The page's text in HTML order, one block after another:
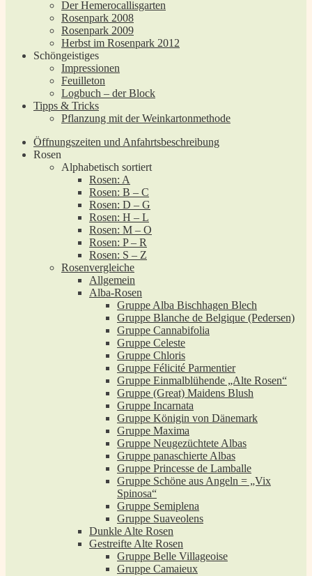
Der Hemerocallisgarten
Rosenpark 2008
Rosenpark 2009
Herbst im Rosenpark 2012
Schöngeistiges
Impressionen
Feuilleton
Logbuch – der Block
Tipps & Tricks
Pflanzung mit der Weinkartonmethode
Öffnungszeiten und Anfahrtsbeschreibung
Rosen
Alphabetisch sortiert
Rosen: A
Rosen: B – C
Rosen: D – G
Rosen: H – L
Rosen: M – O
Rosen: P – R
Rosen: S – Z
Rosenvergleiche
Allgemein
Alba-Rosen
Gruppe Alba Bischhagen Blech
Gruppe Blanche de Belgique (Pedersen)
Gruppe Cannabifolia
Gruppe Celeste
Gruppe Chloris
Gruppe Félicité Parmentier
Gruppe Einmalblühende „Alte Rosen“
Gruppe (Great) Maidens Blush
Gruppe Incarnata
Gruppe Königin von Dänemark
Gruppe Maxima
Gruppe Neugezüchtete Albas
Gruppe panaschierte Albas
Gruppe Princesse de Lamballe
Gruppe Schöne aus Angeln = „Vix
Spinosa“
Gruppe Semiplena
Gruppe Suaveolens
Dunkle Alte Rosen
Gestreifte Alte Rosen
Gruppe Belle Villageoise
Gruppe Camaieux